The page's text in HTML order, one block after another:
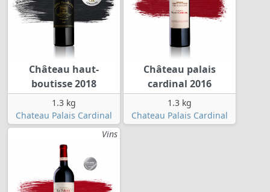
Château haut-
boutisse 2018
1.3 kg
Chateau Palais Cardinal
Château palais
cardinal 2016
1.3 kg
Chateau Palais Cardinal
Vins